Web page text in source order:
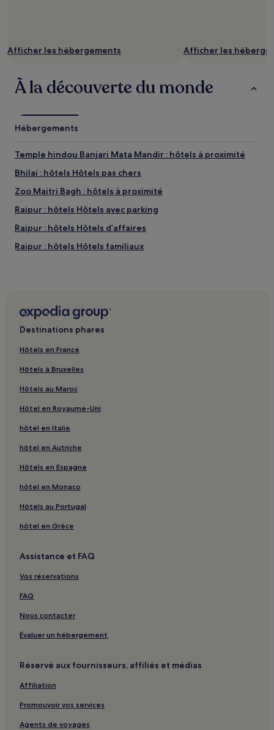
Afficher les hébergements Afficher les
À la découverte du monde
Hébergements
Temple hindou Banjari Mata Mandir : hôtels à proximité
Bhilai : hôtels Hôtels pas chers
Zoo Maitri Bagh : hôtels à proximité
Raipur : hôtels Hôtels avec parking
Raipur : hôtels Hôtels d’affaires
Raipur : hôtels Hôtels familiaux
Destinations phares
Hôtels en France
Hôtels à Bruxelles
Hôtels au Maroc
Hôtel en Royaume-Uni
hôtel en Italie
hôtel en Autriche
Hôtels en Espagne
hôtel en Monaco
Hôtels au Portugal
hôtel en Grèce
Assistance et FAQ
Vos réservations
FAQ
Nous contacter
Évaluer un hébergement
Réservé aux fournisseurs, affiliés et médias
Affiliation
Promouvoir vos services
Agents de voyages